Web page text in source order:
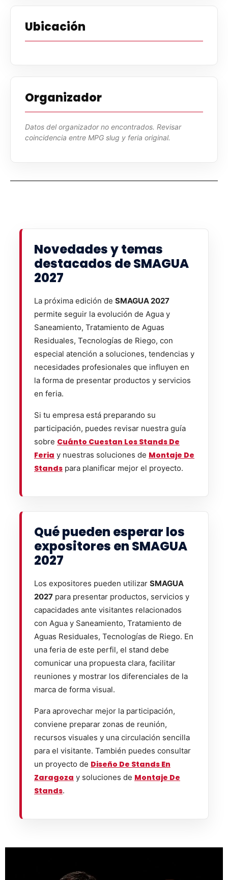
Ubicación
Organizador
Datos del organizador no encontrados. Revisar
coincidencia entre MPG slug y feria original.
Novedades y temas
destacados de SMAGUA
2027
La próxima edición de SMAGUA 2027
permite seguir la evolución de Agua y
Saneamiento, Tratamiento de Aguas
Residuales, Tecnologías de Riego, con
especial atención a soluciones, tendencias y
necesidades profesionales que influyen en
la forma de presentar productos y servicios
en feria.
Si tu empresa está preparando su
participación, puedes revisar nuestra guía
sobre Cuánto Cuestan Los Stands De
Feria y nuestras soluciones de Montaje De
Stands para planificar mejor el proyecto.
Qué pueden esperar los
expositores en SMAGUA
2027
Los expositores pueden utilizar SMAGUA
2027 para presentar productos, servicios y
capacidades ante visitantes relacionados
con Agua y Saneamiento, Tratamiento de
Aguas Residuales, Tecnologías de Riego. En
una feria de este perfil, el stand debe
comunicar una propuesta clara, facilitar
reuniones y mostrar los diferenciales de la
marca de forma visual.
Para aprovechar mejor la participación,
conviene preparar zonas de reunión,
recursos visuales y una circulación sencilla
para el visitante. También puedes consultar
un proyecto de Diseño De Stands En
Zaragoza y soluciones de Montaje De
Stands.